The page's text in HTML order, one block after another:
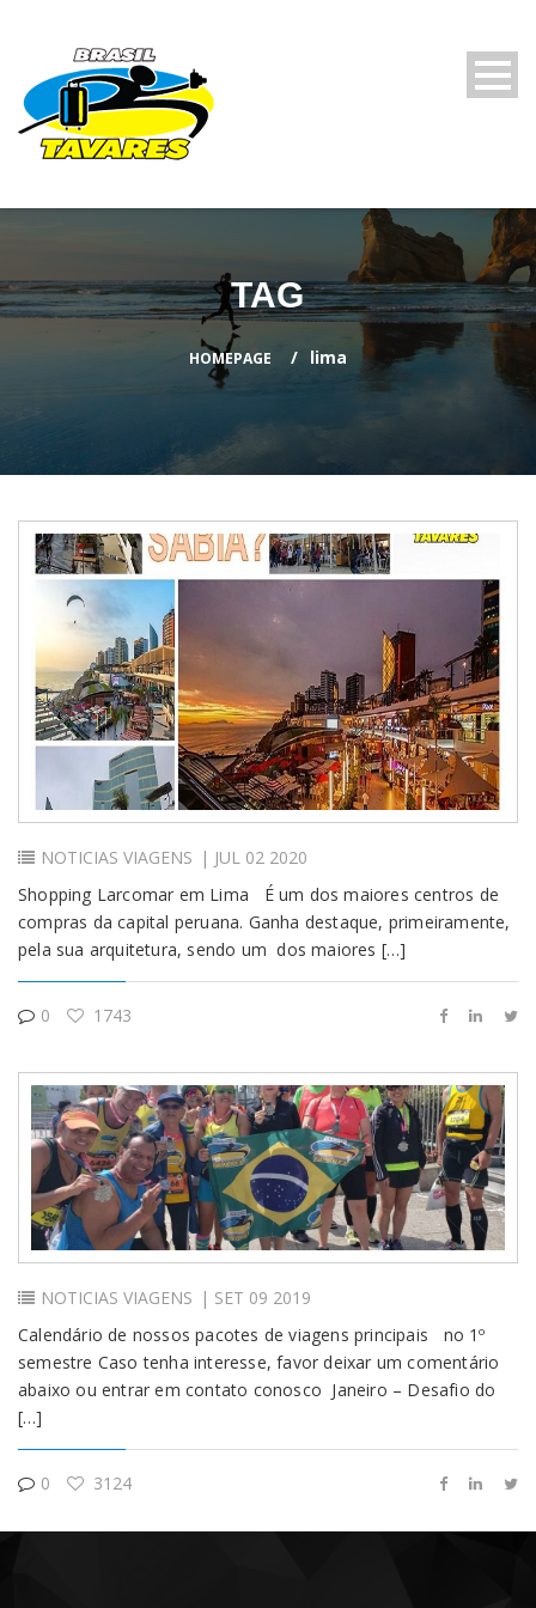
Login
TAG
HOMEPAGE lima
NOTICIAS VIAGENS | JUL 02 2020
Shopping Larcomar em Lima É um dos maiores centros de
compras da capital peruana. Ganha destaque, primeiramente,
pela sua arquitetura, sendo um dos maiores […]
0 1743
NOTICIAS VIAGENS | SET 09 2019
Calendário de nossos pacotes de viagens principais no 1º
semestre Caso tenha interesse, favor deixar um comentário
abaixo ou entrar em contato conosco Janeiro – Desafio do
[…]
0 3124